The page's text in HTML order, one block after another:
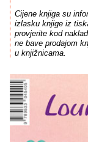
Cijene knjiga su
izlasku knjige iz
provjerite kod
ne bave prodajom
u knjižnicama.